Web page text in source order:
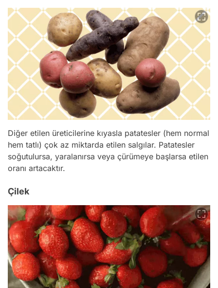
Diğer etilen üreticilerine kıyasla patatesler (hem normal
hem tatlı) çok az miktarda etilen salgılar. Patatesler
soğutulursa, yaralanırsa veya çürümeye başlarsa etilen
oranı artacaktır.
Çilek